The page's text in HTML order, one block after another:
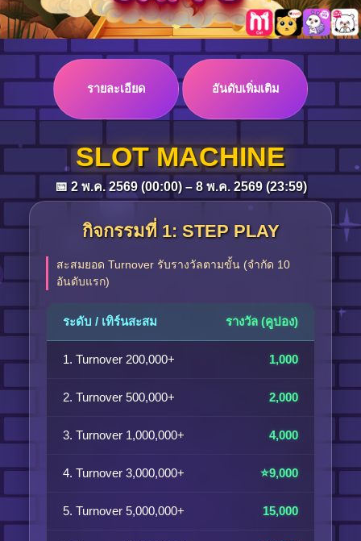
Log in
Top up
รายละเอียด อันดับเพิ่มเติม
SLOT MACHINE
📅 2 พ.ค. 2569 (00:00) – 8 พ.ค. 2569 (23:59)
กิจกรรมที่ 1: STEP PLAY
สะสมยอด Turnover รับรางวัลตามขั้น (จำกัด 10
อันดับแรก)
ระดับ / เทิร์นสะสม รางวัล (คูปอง)
1. Turnover 200,000+ 1,000
2. Turnover 500,000+ 2,000
3. Turnover 1,000,000+ 4,000
4. Turnover 3,000,000+ ⭐9,000
5. Turnover 5,000,000+ 15,000